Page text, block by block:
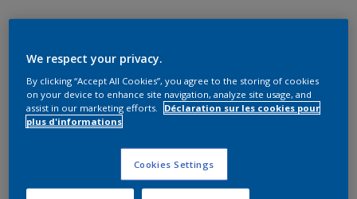
We respect your privacy.
By clicking “Accept All Cookies”, you agree to the storing of cookies
on your device to enhance site navigation, analyze site usage, and
assist in our marketing efforts.
Déclaration sur les cookies pour
plus d'informations
Cookies Settings